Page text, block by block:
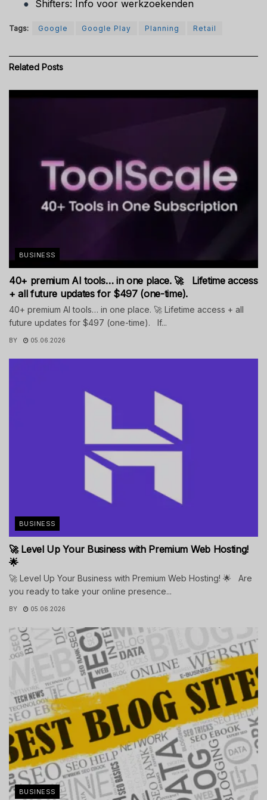
● Shifters: Info voor werkzoekenden
Tags: Google Google Play Planning Retail
Related Posts
BUSINESS
40+ premium AI tools… in one place. 🚀 Lifetime access
+ all future updates for $497 (one-time).
40+ premium AI tools… in one place. 🚀 Lifetime access + all
future updates for $497 (one-time). If...
BY 05.06.2026
BUSINESS
🚀 Level Up Your Business with Premium Web Hosting!
🌟
🚀 Level Up Your Business with Premium Web Hosting! 🌟 Are
you ready to take your online presence...
BY 05.06.2026
BUSINESS